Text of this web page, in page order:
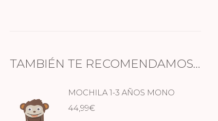
TAMBIÉN TE RECOMENDAMOS…
MOCHILA 1-3 AÑOS MONO
44,99€